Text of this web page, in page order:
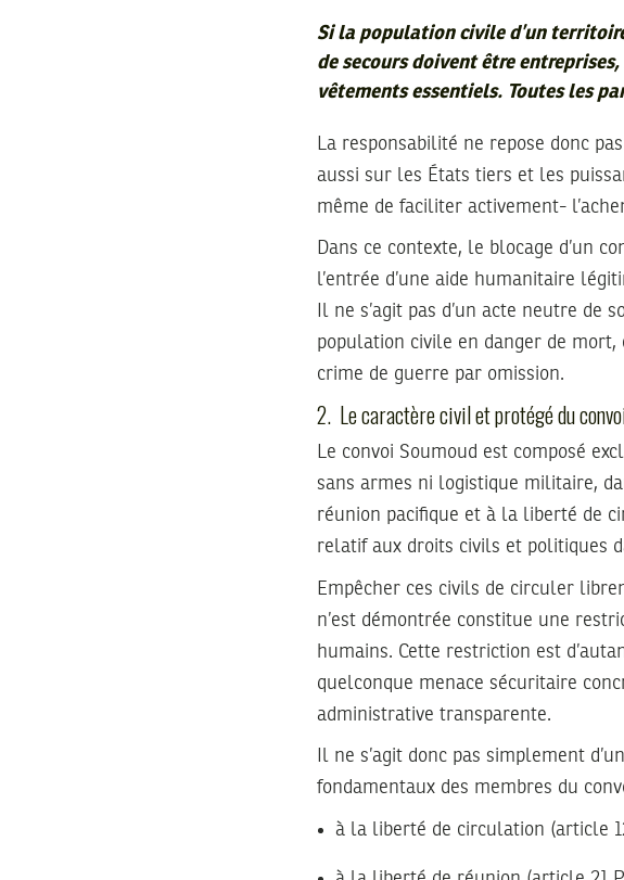
Si la population civile d’un
de secours doivent être
vêtements essentiels. Toutes les
La responsabilité ne repose donc
aussi sur les États tiers et les
même de faciliter activement-
Dans ce contexte, le blocage d’un
l’entrée d’une aide humanitaire
Il ne s’agit pas d’un acte neutre de
population civile en danger de
crime de guerre par omission.
2. Le caractère civil et protégé du
Le convoi Soumoud est composé
sans armes ni logistique militaire,
réunion pacifique et à la liberté de
relatif aux droits civils et politiques
Empêcher ces civils de circuler
n’est démontrée constitue une
humains. Cette restriction est
quelconque menace sécuritaire
administrative transparente.
Il ne s’agit donc pas simplement
fondamentaux des membres du
à la liberté de circulation (article